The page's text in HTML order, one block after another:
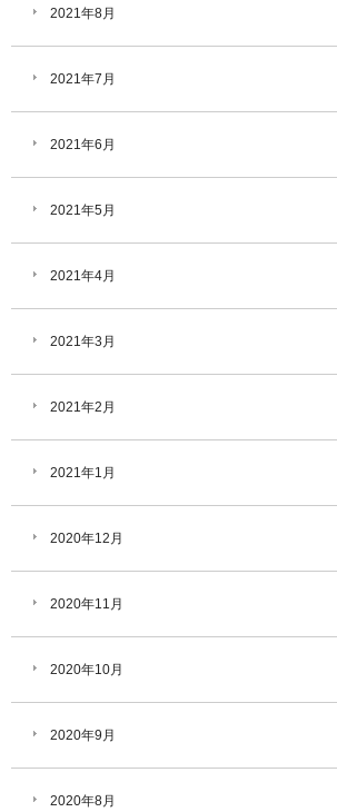
2021年8月
2021年7月
2021年6月
2021年5月
2021年4月
2021年3月
2021年2月
2021年1月
2020年12月
2020年11月
2020年10月
2020年9月
2020年8月